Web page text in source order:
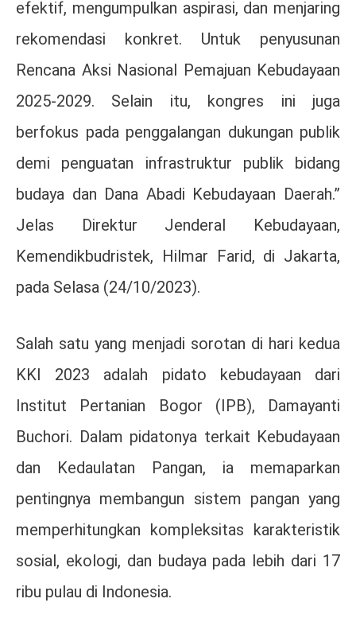
efektif, mengumpulkan aspirasi, dan menjaring
rekomendasi konkret. Untuk penyusunan
Rencana Aksi Nasional Pemajuan Kebudayaan
2025-2029. Selain itu, kongres ini juga
berfokus pada penggalangan dukungan publik
demi penguatan infrastruktur publik bidang
budaya dan Dana Abadi Kebudayaan Daerah.”
Jelas Direktur Jenderal Kebudayaan,
Kemendikbudristek, Hilmar Farid, di Jakarta,
pada Selasa (24/10/2023).
Salah satu yang menjadi sorotan di hari kedua
KKI 2023 adalah pidato kebudayaan dari
Institut Pertanian Bogor (IPB), Damayanti
Buchori. Dalam pidatonya terkait Kebudayaan
dan Kedaulatan Pangan, ia memaparkan
pentingnya membangun sistem pangan yang
memperhitungkan kompleksitas karakteristik
sosial, ekologi, dan budaya pada lebih dari 17
ribu pulau di Indonesia.